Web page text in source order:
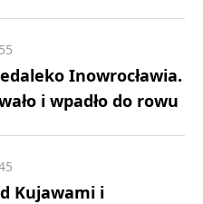
Inowrocławia.
i wpadło do rowu
Kujawami i